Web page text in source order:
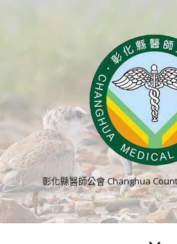
彰化縣醫師公會 Changhua